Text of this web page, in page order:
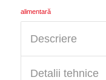
alimentară
Descriere
Detalii tehnice